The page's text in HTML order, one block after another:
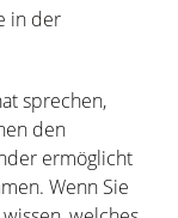
in der
sprechen,
den
ermöglicht
Wenn Sie